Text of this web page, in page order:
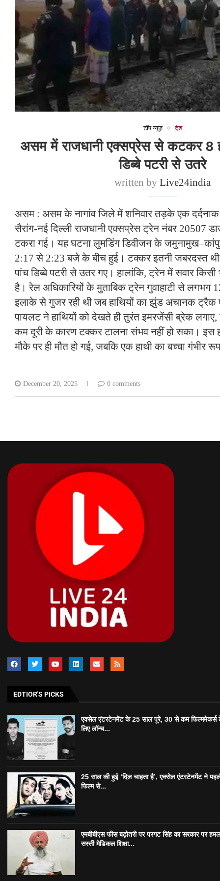
टॉप न्यूज़ देश
असम में राजधानी एक्सप्रेस से कटकर 8
डिब्बे पटरी से उतरे
written byLive24india
असम : असम के नागांव जिले में शनिवार तड़के एक दर्दनाक
सैरांग-नई दिल्ली राजधानी एक्सप्रेस ट्रेन नंबर 20507
टकरा गई। यह घटना लुमडिंग डिवीजन के
2:17 से 2:23 बजे के बीच हुई। टक्‍कर इतनी जबरदस्‍त
पांच डिब्बे पटरी से उतर गए। हालांकि, ट्रेन में सवार
है। रेल अधिकारियों के मुताबिक ट्रेन गुवाहाटी से लगभग
इलाके से गुजर रही थी जब हाथियों का झुंड अचानक ट्रैक
पायलट ने हाथियों को देखते ही तुरंत इमरजेंसी ब्रेक
कम दूरी के कारण टक्कर टालना संभव नहीं हो सका। इस
मौके पर ही मौत हो गई, जबकि एक हाथी का बच्चा गंभीर
December 20, 2025 0 comments
EDTIOR'S PICKS
एक्सेल एंटरटेनमेंट के 25 साल पूरे, 30 से कम फिल्ममेकर्स
लिए लॉन्च...
25 साल की हुई ‘दिल चाहता है’, एक्सेल एंटरटेनमेंट ने
फिल्म से...
एमबीबीएस फीस बढ़ोतरी पर परगट सिंह का सरकार पर
सस्ती मेडिकल शिक्षा...